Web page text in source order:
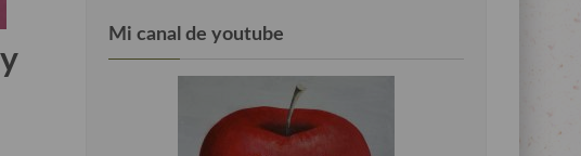
Mi canal de youtube